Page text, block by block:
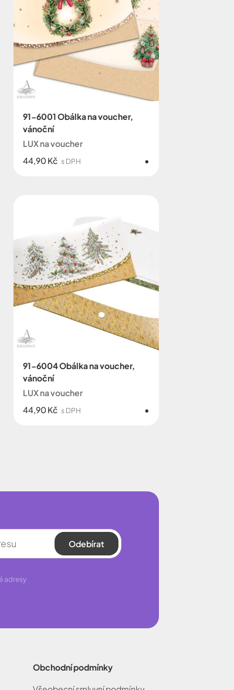
91-6001 Obálka na voucher,
vánoční
LUX na voucher
44,90 Kč s DPH
91-6004 Obálka na voucher,
vánoční
LUX na voucher
44,90 Kč s DPH
Odebírat
adresy
Obchodní podmínky